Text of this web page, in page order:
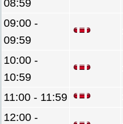
08:59
09:00 -
09:59
10:00 -
10:59
11:00 - 11:59
12:00 -